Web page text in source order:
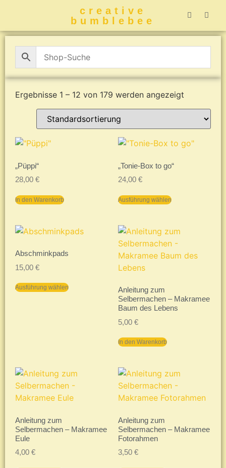
creative
bumblebee
Ergebnisse 1 – 12 von 179 werden angezeigt
„Püppi“
28,00 €
In den Warenkorb
„Tonie-Box to go“
24,00 €
Ausführung wählen
Abschminkpads
15,00 €
Ausführung wählen
Anleitung zum
Selbermachen – Makramee
Baum des Lebens
5,00 €
In den Warenkorb
Anleitung zum
Selbermachen – Makramee
Eule
4,00 €
Anleitung zum
Selbermachen – Makramee
Fotorahmen
3,50 €